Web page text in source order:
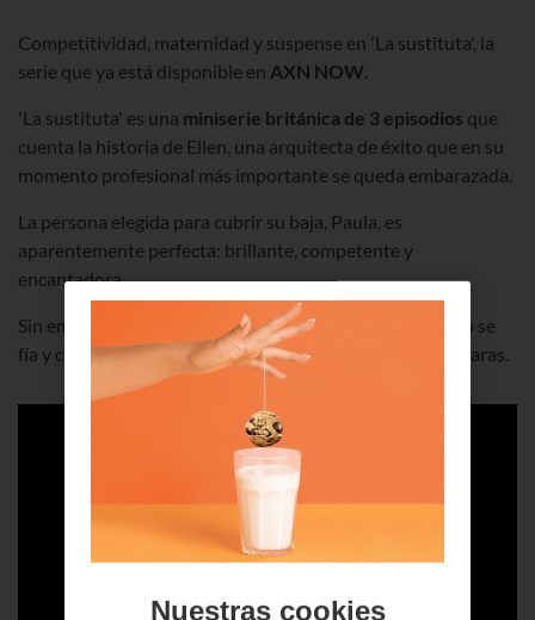
Competitividad, maternidad y suspense en 'La sustituta', la
serie que ya está disponible en AXN NOW.
'La sustituta' es una miniserie británica de 3 episodios que
cuenta la historia de Ellen, una arquitecta de éxito que en su
momento profesional más importante se queda embarazada.
La persona elegida para cubrir su baja, Paula, es
aparentemente perfecta: brillante, competente y
encantadora.
Sin embargo, y en contra de la opinión de todos, Ellen no se
fía y cree que las intenciones de Paula no son del todo claras.
Nuestras cookies